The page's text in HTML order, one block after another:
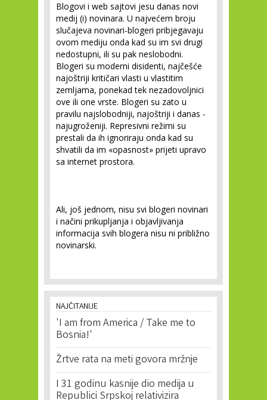
Blogovi i web sajtovi jesu danas novi
medij (i) novinara. U najvećem broju
slučajeva novinari-blogeri pribjegavaju
ovom mediju onda kad su im svi drugi
nedostupni, ili su pak neslobodni.
Blogeri su moderni disidenti, najčešće
najoštriji kritičari vlasti u vlastitim
zemljama, ponekad tek nezadovoljnici
ove ili one vrste. Blogeri su zato u
pravilu najslobodniji, najoštriji i danas -
najugroženiji. Represivni režimi su
prestali da ih ignoriraju onda kad su
shvatili da im «opasnost» prijeti upravo
sa internet prostora.
Ali, još jednom, nisu svi blogeri novinari
i načini prikupljanja i objavljivanja
informacija svih blogera nisu ni približno
novinarski.
NAJČITANIJE
'I am from America / Take me to
Bosnia!'
Žrtve rata na meti govora mržnje
I 31 godinu kasnije dio medija u
Republici Srpskoj relativizira